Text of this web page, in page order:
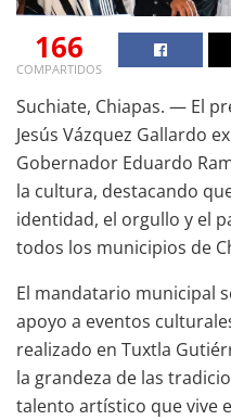
166
COMPARTIDOS
Suchiate, Chiapas. — El
Jesús Vázquez Gallardo
Gobernador Eduardo
la cultura, destacando
identidad, el orgullo y el
todos los municipios de
El mandatario municipal
apoyo a eventos
realizado en Tuxtla
la grandeza de las
talento artístico que vive